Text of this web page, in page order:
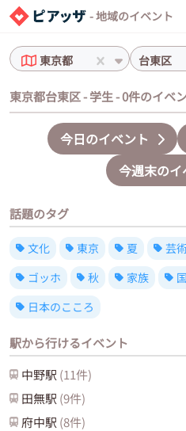
- 地域のイベント
東京都 台東区
東京都台東区 - 学生 - 0件のイベ
今日のイベント
今週末のイ
話題のタグ
文化 東京 夏 芸
ゴッホ
秋 家族
日本のこころ
駅から行けるイベント
中野駅 (11件)
田無駅 (9件)
府中駅 (8件)